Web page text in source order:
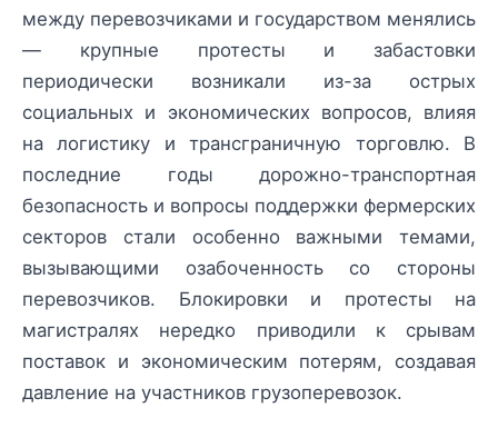
между перевозчиками и государством менялись
— крупные протесты и забастовки
периодически возникали из-за острых
социальных и экономических вопросов, влияя
на логистику и трансграничную торговлю. В
последние годы дорожно-транспортная
безопасность и вопросы поддержки фермерских
секторов стали особенно важными темами,
вызывающими озабоченность со стороны
перевозчиков. Блокировки и протесты на
магистралях нередко приводили к срывам
поставок и экономическим потерям, создавая
давление на участников грузоперевозок.